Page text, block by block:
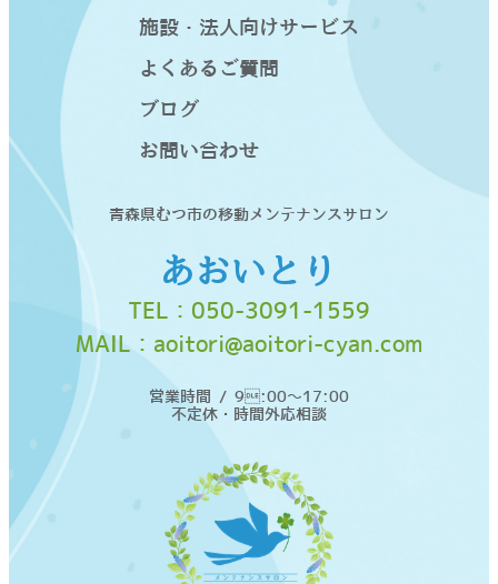
青森県むつ市の移動メンテナンスサロン
あおいとり
TEL： 050-3091-1559
MAIL： aoitori@aoitori-cyan.com
営業時間 / 9:00〜17:00
不定休・時間外応相談
施設・法人向けサービス
よくあるご質問
ブログ
お問い合わせ